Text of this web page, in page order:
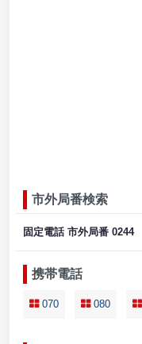
市外局番検索
固定電話 市外局番 0244
携帯電話
070 080